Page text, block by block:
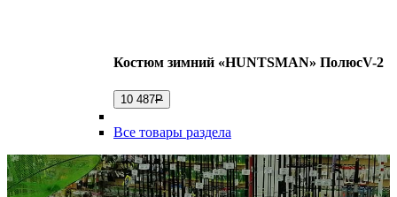
Костюм зимний «HUNTSMAN» ПолюсV-2
10 487Р
Все товары раздела